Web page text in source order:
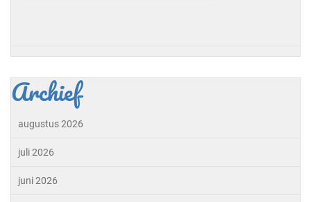
Archief
augustus 2026
juli 2026
juni 2026